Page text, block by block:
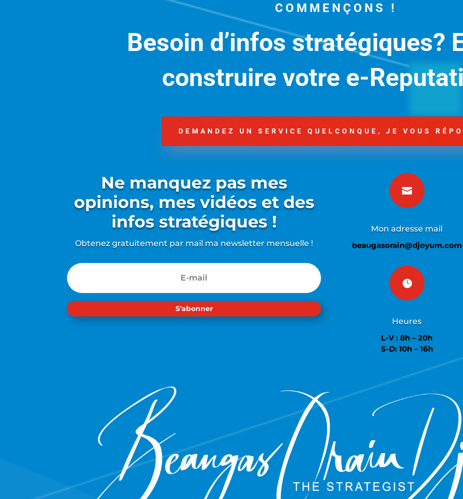
COMMENÇONS !
Besoin d’infos stratégiques?
construire votre e-
DEMANDEZ UN SERVICE QUELCONQUE, JE VOUS
Ne manquez pas mes
opinions, mes vidéos et des
infos stratégiques !
Obtenez gratuitement par mail ma newsletter mensuelle !
S'abonner

Mon adresse mail
beaugasorain@djoyum.com

Heures
L-V : 8h – 20h
S-D: 10h – 16h